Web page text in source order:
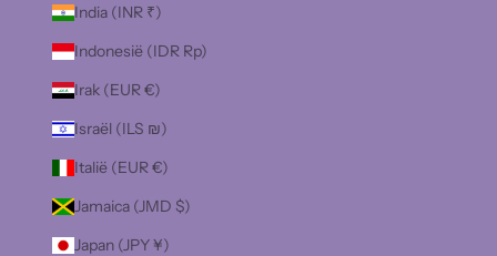
India (INR ₹)
Indonesië (IDR Rp)
Irak (EUR €)
Israël (ILS ₪)
Italië (EUR €)
Jamaica (JMD $)
Japan (JPY ¥)